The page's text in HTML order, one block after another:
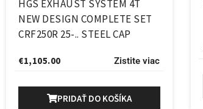
HGS EXHAUST SYSTEM 4T
NEW DESIGN COMPLETE SET
CRF250R 25-.. STEEL CAP
€1,105.00 Zistite viac
PRIDAŤ DO KOŠÍKA